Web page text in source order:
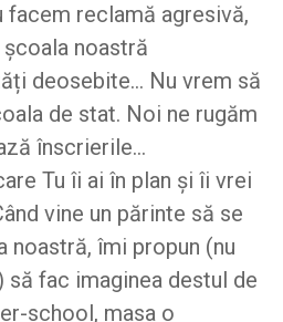
facem reclamă agresivă,
noastră
deosebite… Nu vrem să
de stat. Noi ne rugăm
înscrierile…
Tu îi ai în plan și îi vrei
vine un părinte să se
noastră, îmi propun (nu
să fac imaginea destul de
school, masa o